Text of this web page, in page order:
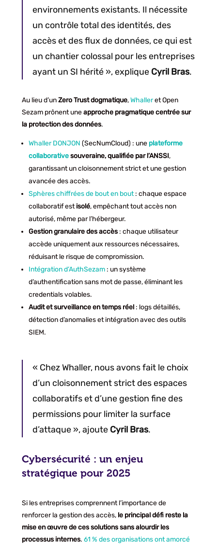
environnements existants. Il nécessite
un contrôle total des identités, des
accès et des flux de données, ce qui est
un chantier colossal pour les entreprises
ayant un SI hérité », explique Cyril Bras.
Au lieu d’unZero Trust dogmatique,Whalleret Open
Sezam prônent uneapproche pragmatique centrée sur
la protection des données.
Whaller DONJON (SecNumCloud) : une plateforme
collaborativesouveraine, qualifiée par l’ANSSI,
garantissant un cloisonnement strict et une gestion
avancée des accès.
Sphères chiffrées de bout en bout: chaque espace
collaboratif estisolé, empêchant tout accès non
autorisé, même par l’hébergeur.
Gestion granulaire des accès: chaque utilisateur
accède uniquement aux ressources nécessaires,
réduisant le risque de compromission.
Intégration d’AuthSezam: un système
d’authentification sans mot de passe, éliminant les
credentials volables.
Audit et surveillance en temps réel: logs détaillés,
détection d’anomalies et intégration avec des outils
SIEM.
« Chez Whaller, nous avons fait le choix
d’un cloisonnement strict des espaces
collaboratifs et d’une gestion fine des
permissions pour limiter la surface
d’attaque », ajoute Cyril Bras.
Cybersécurité : un enjeu
stratégique pour 2025
Si les entreprises comprennent l’importance de
renforcer la gestion des accès, le principal défi reste la
mise en œuvre de ces solutions sans alourdir les
processus internes. 61 % des organisations ont amorcé